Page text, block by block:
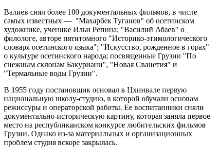
Валиев снял более 100 документальных фильмов, в числе
самых известных — "Махарбек Туганов" об осетинском
художнике, ученике Ильи Репина; "Василий Абаев" о
филологе, авторе пятитомного "Историко-этимологического
словаря осетинского языка"; "Искусство, рожденное в горах"
о культуре осетинского народа; посвященные Грузии "По
снежным склонам Бакуриани", "Новая Сванетия" и
"Термальные воды Грузии".
В 1955 году постановщик основал в Цхинвале первую
национальную школу-студию, в которой обучали основам
режиссуры и операторской работы. Ее воспитанники сняли
документально-историческую картину, которая заняла первое
место на республиканском конкурсе любительских фильмов
Грузии. Однако из-за материальных и организационных
проблем студия вскоре закрылась.